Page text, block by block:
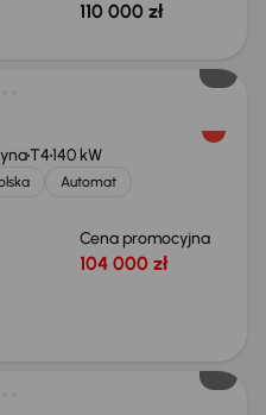
110 000 zł
T4140 kW
Automat
Cena promocyjna
104 000 zł